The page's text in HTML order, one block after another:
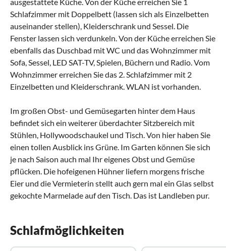
Schlafzimmer mit Doppelbett (lassen sich als Einzelbetten
auseinander stellen), Kleiderschrank und Sessel. Die
Fenster lassen sich verdunkeln. Von der Küche erreichen Sie
ebenfalls das Duschbad mit WC und das Wohnzimmer mit
Sofa, Sessel, LED SAT-TV, Spielen, Büchern und Radio. Vom
Wohnzimmer erreichen Sie das 2. Schlafzimmer mit 2
Einzelbetten und Kleiderschrank. WLAN ist vorhanden.
Im großen Obst- und Gemüsegarten hinter dem Haus
befindet sich ein weiterer überdachter Sitzbereich mit
Stühlen, Hollywoodschaukel und Tisch. Von hier haben Sie
einen tollen Ausblick ins Grüne. Im Garten können Sie sich
je nach Saison auch mal Ihr eigenes Obst und Gemüse
pflücken. Die hofeigenen Hühner liefern morgens frische
Eier und die Vermieterin stellt auch gern mal ein Glas selbst
gekochte Marmelade auf den Tisch. Das ist Landleben pur.
Schlafmöglichkeiten